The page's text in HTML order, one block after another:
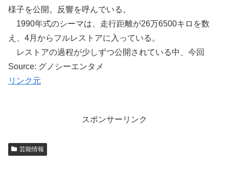
様子を公開。反響を呼んでいる。
1990年式のシーマは、走行距離が26万6500キロを数
え、4月からフルレストアに入っている。
レストアの過程が少しずつ公開されている中、今回
Source: グノシーエンタメ
リンク元
スポンサーリンク
芸能情報